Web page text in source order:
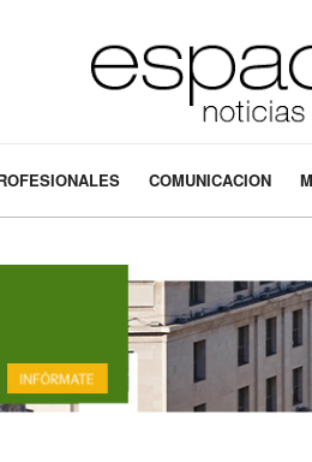
COMUNICACION